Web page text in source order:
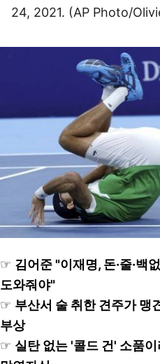
24, 2021. (AP Photo/
☞ 김어준 "이재명, 돈·줄·백
도와줘야"
☞ 부산서 술 취한 견주가 맹
부상
☞ 실탄 없는 '콜드 건' 소품